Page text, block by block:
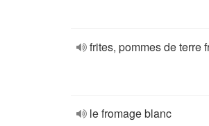
frites, pommes de terre
le fromage blanc